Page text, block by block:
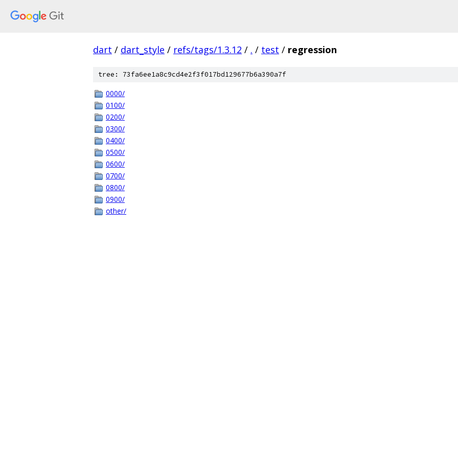
dart / dart_style / refs/tags/1.3.12 / . / test / regression
tree: 73fa6ee1a8c9cd4e2f3f017bd129677b6a390a7f
0000/
0100/
0200/
0300/
0400/
0500/
0600/
0700/
0800/
0900/
other/